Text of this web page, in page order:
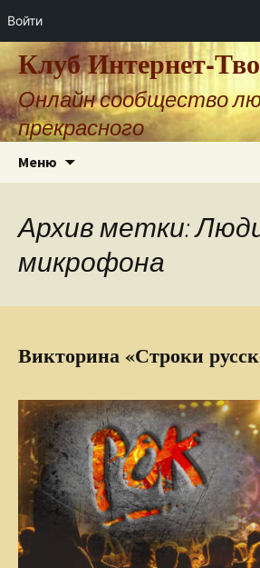
Войти
Клуб Интернет-
Онлайн сообщество
прекрасного
Меню
Архив метки:
микрофона
Викторина «Строки